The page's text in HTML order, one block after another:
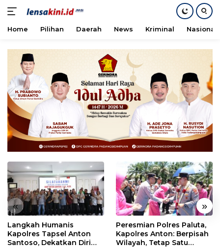
konten
Home Pilihan Daerah News Kriminal Nasional
« »
Langkah Humanis
Kapolres Tapsel Anton
Santoso, Dekatkan Diri
Peresmian Polres Paluta,
Kapolres Anton: Berpisah
Wilayah, Tetap Satu